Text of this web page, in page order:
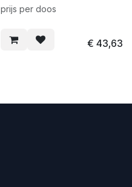
prijs per doos
€ 43,63